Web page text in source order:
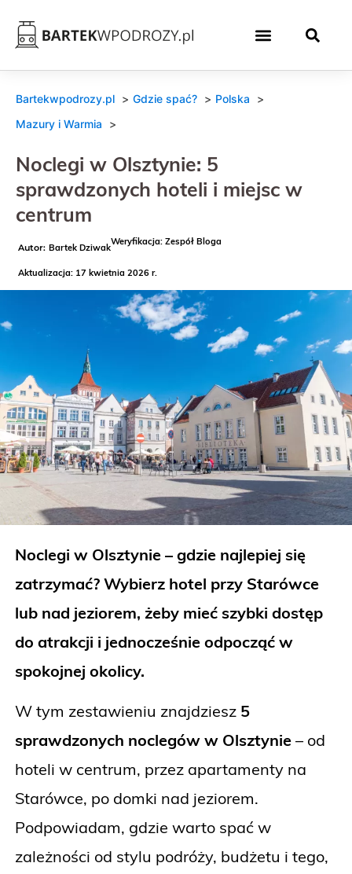
Bartekwpodrozy.pl Gdzie spać?
Polska
Mazury i Warmia
Noclegi w Olsztynie: 5
sprawdzonych hoteli i miejsc w
centrum
Bartek Dziwak
Weryfikacja: Zespół Bloga
Aktualizacja: 17 kwietnia 2026 r.
Noclegi w Olsztynie – gdzie najlepiej się
zatrzymać? Wybierz hotel przy Starówce
lub nad jeziorem, żeby mieć szybki dostęp
do atrakcji i jednocześnie odpocząć w
spokojnej okolicy.
W tym zestawieniu znajdziesz 5
sprawdzonych noclegów w Olsztynie – od
hoteli w centrum, przez apartamenty na
Starówce, po domki nad jeziorem.
Podpowiadam, gdzie warto spać w
zależności od stylu podróży, budżetu i tego,